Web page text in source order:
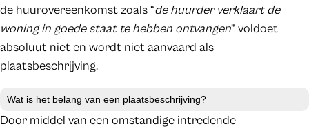
de huurovereenkomst zoals “de huurder verklaart de
woning in goede staat te hebben ontvangen” voldoet
absoluut niet en wordt niet aanvaard als
plaatsbeschrijving.
Wat is het belang van een plaatsbeschrijving?
Door middel van een omstandige intredende